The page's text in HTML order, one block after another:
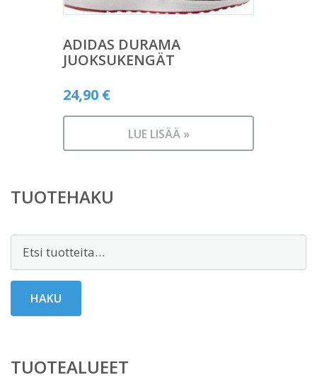
ADIDAS DURAMA
JUOKSUKENGÄT
24,90 €
LUE LISÄÄ »
TUOTEHAKU
Etsi:
HAKU
TUOTEALUEET